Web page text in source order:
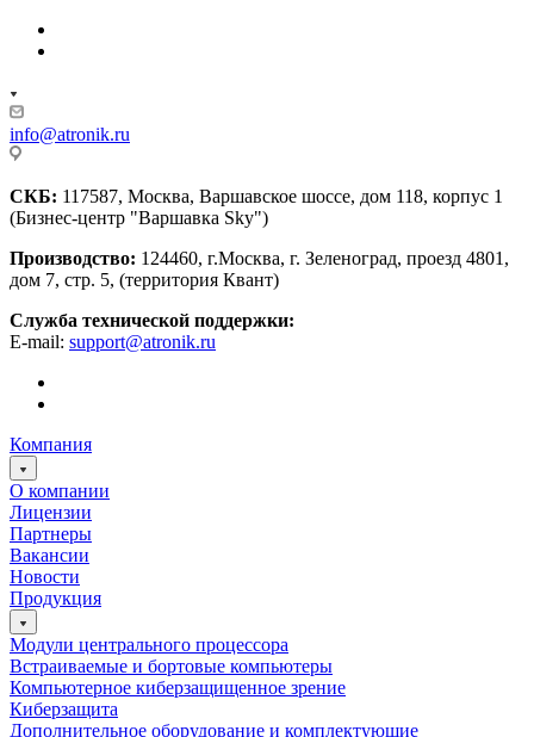
info@atronik.ru
СКБ: 117587, Москва, Варшавское шоссе, дом 118, корпус 1
(Бизнес-центр "Варшавка Sky")
Производство: 124460, г.Москва, г. Зеленоград, проезд 4801,
дом 7, стр. 5, (территория Квант)
Служба технической поддержки:
E-mail: support@atronik.ru
Компания
О компании
Лицензии
Партнеры
Вакансии
Новости
Продукция
Модули центрального процессора
Встраиваемые и бортовые компьютеры
Компьютерное киберзащищенное зрение
Киберзащита
Дополнительное оборудование и комплектующие